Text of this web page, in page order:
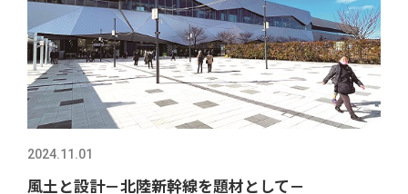
2024.11.01
風土と設計－北陸新幹線を題材として－